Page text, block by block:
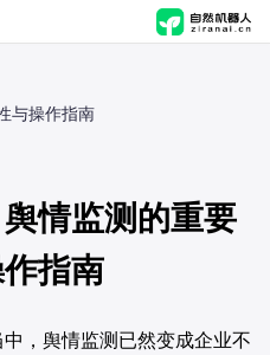
与操作指南
情监测的重要
指南
，舆情监测已然变成企业不